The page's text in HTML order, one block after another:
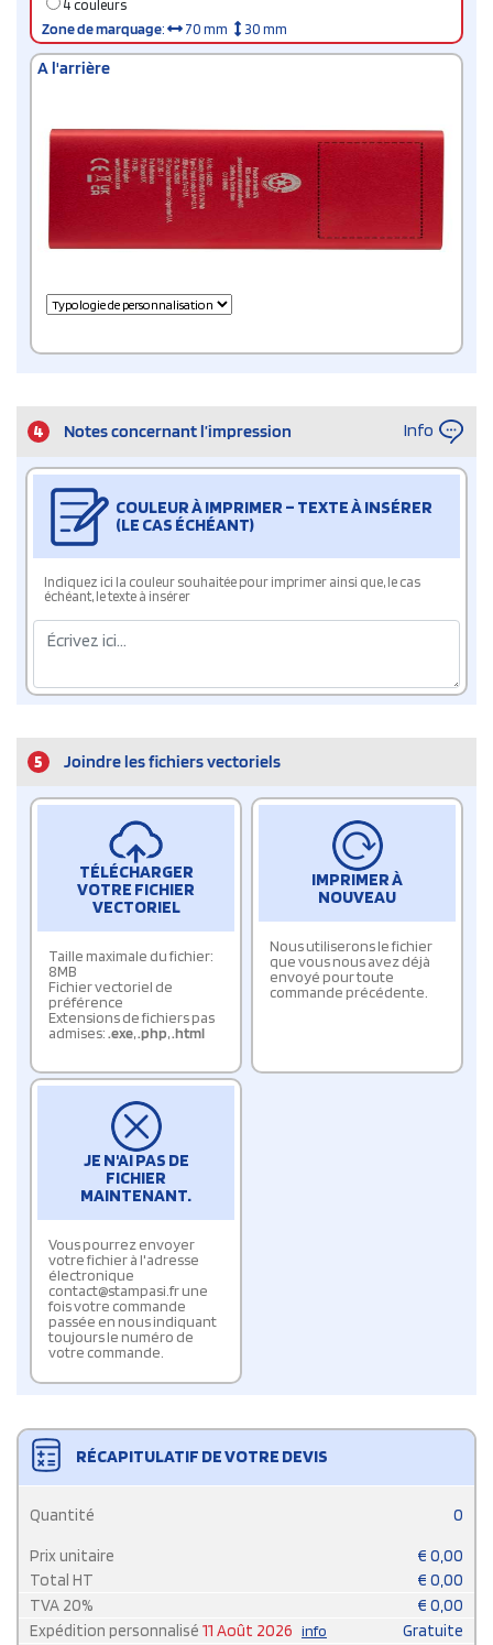
4 couleurs
Zone de marquage: 70 mm 30 mm
A l'arrière
4 Notes concernant l’impression Info
COULEUR À IMPRIMER – TEXTE À INSÉRER
(LE CAS ÉCHÉANT)
Indiquez ici la couleur souhaitée pour imprimer ainsi que, le cas
échéant, le texte à insérer
5 Joindre les fichiers vectoriels
TÉLÉCHARGER
VOTRE FICHIER
VECTORIEL
Taille maximale du fichier:
8MB
Fichier vectoriel de
préférence
Extensions de fichiers pas
admises:.exe,.php,.html
IMPRIMER À
NOUVEAU
Nous utiliserons le fichier
que vous nous avez déjà
envoyé pour toute
commande précédente.
JE N'AI PAS DE
FICHIER
MAINTENANT.
Vous pourrez envoyer
votre fichier à l'adresse
électronique
contact@stampasi.fr une
fois votre commande
passée en nous indiquant
toujours le numéro de
votre commande.
RÉCAPITULATIF DE VOTRE DEVIS
Quantité 0
Prix unitaire € 0,00
Total HT
€ 0,00
TVA 20% € 0,00
Expédition personnalisé 11 Août 2026 info
Gratuite